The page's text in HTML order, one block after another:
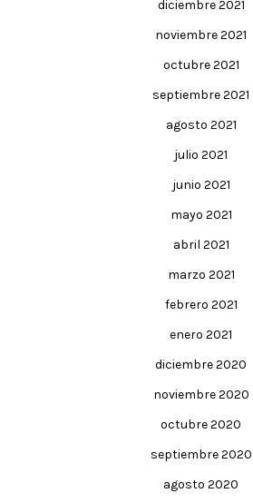
diciembre 2021
noviembre 2021
octubre 2021
septiembre 2021
agosto 2021
julio 2021
junio 2021
mayo 2021
abril 2021
marzo 2021
febrero 2021
enero 2021
diciembre 2020
noviembre 2020
octubre 2020
septiembre 2020
agosto 2020